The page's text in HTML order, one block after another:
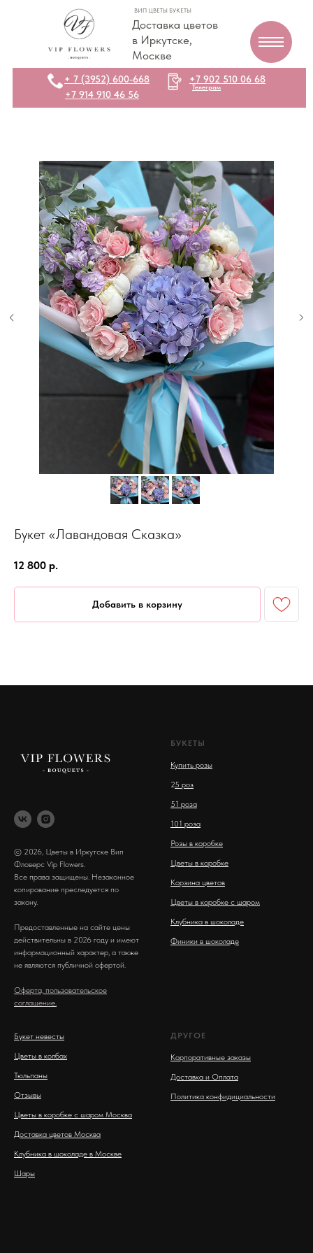
Доставка цветов
в Иркутске,
Москве
ВИП ЦВЕТЫ БУКЕТЫ
+7 914 910 46 56
+7 902 510 06 68
Телеграм
+ 7 (3952) 600-668
Букет «Лавандовая Сказка»
12 800 р.
Добавить в корзину
© 2026, Цветы в Иркутске Вип
Фловерс Vip Flowers.
Все права защищены. Незаконное
копирование преследуется по
закону.
Предоставленные на сайте цены
действительны в 2026 году и имеют
информационный характер, а также
не являются публичной офертой.
Оферта, пользовательское
соглашение.
БУКЕТЫ
Купить розы
25 роз
51 роза
101 роза
Розы в коробке
Цветы в коробке
Корзина цветов
Цветы в коробке с шаром
Клубника в шоколаде
Финики в шоколаде
Букет невесты
Цветы в колбах
Тюльпаны
Отзывы
Цветы в коробке с шаром Москва
Доставка цветов Москва
Клубника в шоколаде в Москве
Шары
ДРУГОЕ
Корпоративные заказы
Доставка и Оплата
Политика конфидициальности